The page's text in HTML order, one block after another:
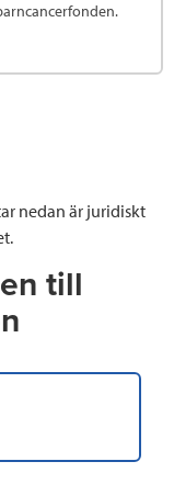
nedan är juridiskt
till